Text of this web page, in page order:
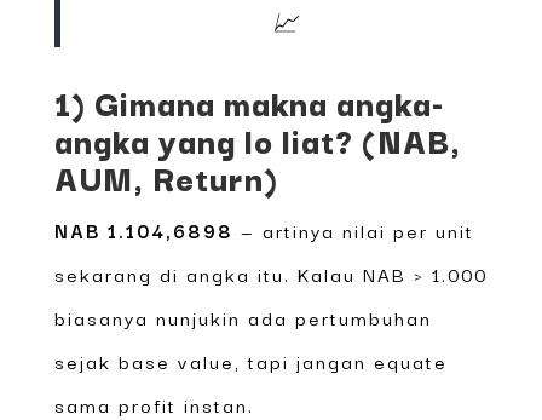
📈
1) Gimana makna angka-
angka yang lo liat? (NAB,
AUM, Return)
NAB 1.104,6898 — artinya nilai per unit
sekarang di angka itu. Kalau NAB > 1.000
biasanya nunjukin ada pertumbuhan
sejak base value, tapi jangan equate
sama profit instan.